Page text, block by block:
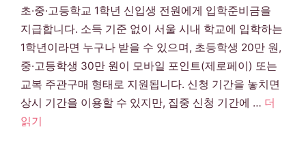
초·중·고등학교 1학년 신입생 전원에게 입학준비금을
지급합니다. 소득 기준 없이 서울 시내 학교에 입학하는
1학년이라면 누구나 받을 수 있으며, 초등학생 20만 원,
중·고등학생 30만 원이 모바일 포인트(제로페이) 또는
교복 주관구매 형태로 지원됩니다. 신청 기간을 놓치면
상시 기간을 이용할 수 있지만, 집중 신청 기간에 … 더
읽기